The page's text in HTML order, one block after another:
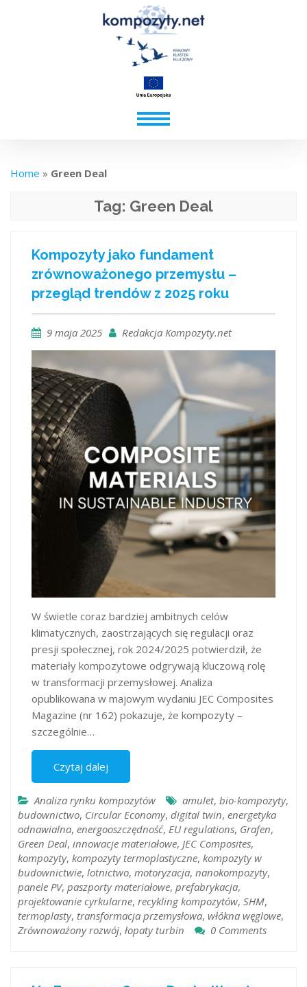
Home » Green Deal
Tag: Green Deal
Kompozyty jako fundament
zrównoważonego przemysłu –
przegląd trendów z 2025 roku
9 maja 2025 Redakcja Kompozyty.net
W świetle coraz bardziej ambitnych celów
klimatycznych, zaostrzających się regulacji oraz
presji społecznej, rok 2024/2025 potwierdził, że
materiały kompozytowe odgrywają kluczową rolę
w transformacji przemysłowej. Analiza
opublikowana w majowym wydaniu JEC Composites
Magazine (nr 162) pokazuje, że kompozyty –
szczególnie…
Czytaj dalej
Analiza rynku kompozytów amulet, bio-kompozyty,
budownictwo, Circular Economy, digital twin, energetyka
odnawialna, energooszczędność, EU regulations, Grafen,
Green Deal, innowacje materiałowe, JEC Composites,
kompozyty, kompozyty termoplastyczne, kompozyty w
budownictwie, lotnictwo, motoryzacja, nanokompozyty,
panele PV, paszporty materiałowe, prefabrykacja,
projektowanie cyrkularne, recykling kompozytów, SHM,
termoplasty, transformacja przemysłowa, włókna węglowe,
Zrównoważony rozwój, łopaty turbin 0 Comments